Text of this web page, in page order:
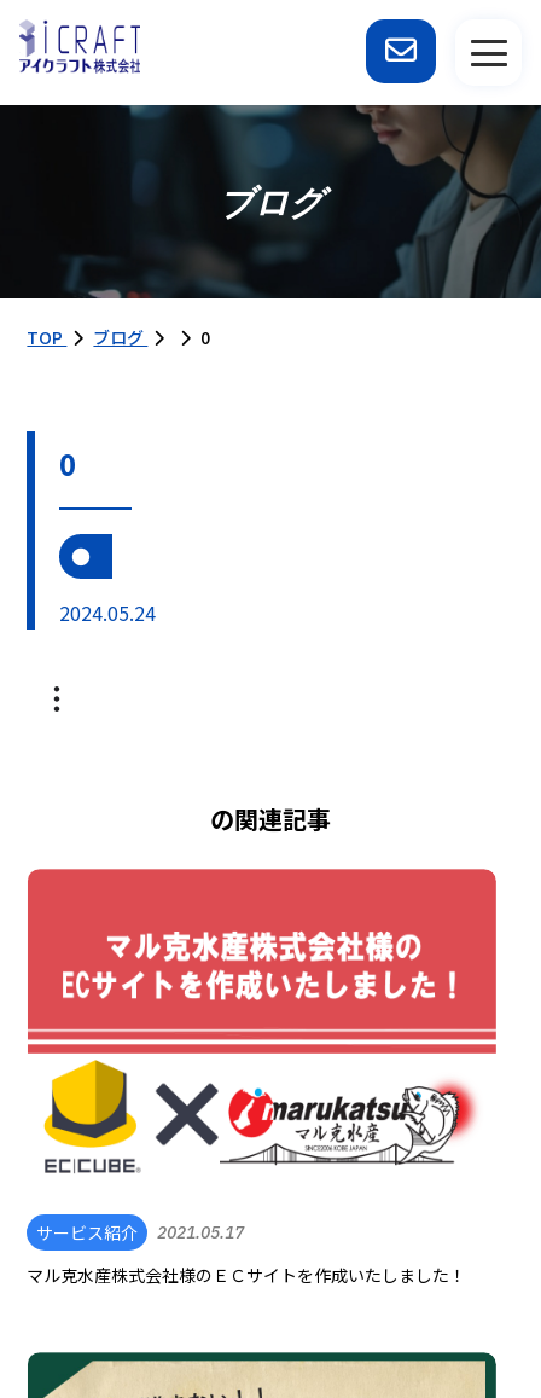
ブログ
TOP ブログ 0
0
2024.05.24
の関連記事
サービス紹介 2021.05.17
マル克水産株式会社様のＥＣサイトを作成いたしました！